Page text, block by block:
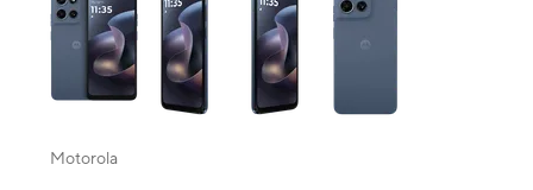
Motorola